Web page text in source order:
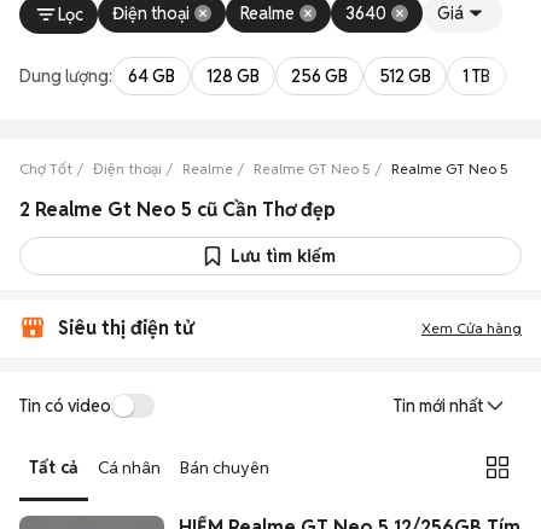
Lọc Điện thoại Realme 3640 Giá
Dung lượng: 64 GB 128 GB 256 GB 512 GB 1 TB
Chợ Tốt Điện thoại Realme Realme GT Neo 5 Realme GT Neo 5 Cần
2 Realme Gt Neo 5 cũ Cần Thơ đẹp
Lưu tìm kiếm
Siêu thị điện tử Xem Cửa hàng
Tin có video Tin mới nhất
Tất cả Cá nhân Bán chuyên